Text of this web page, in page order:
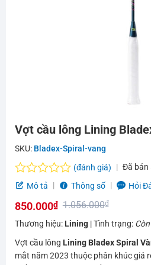
Vợt cầu lông Lining
SKU: Bladex-Spiral-vang
Được
hạng
0.0
5
sao
(đánh giá) Đã bán
Mô tả
Thông số Hỏi
1.056.000₫
Giá
là:
850.000₫
Giá
hiện
tại
Thương hiệu: Lining| Tình trạng:
Vợt cầu lông Lining Bladex Spiral
mắt năm 2023 thuộc phân khúc giá